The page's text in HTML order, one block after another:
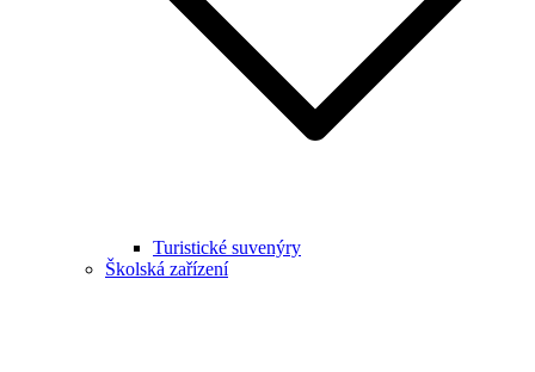
Turistické suvenýry
Školská zařízení